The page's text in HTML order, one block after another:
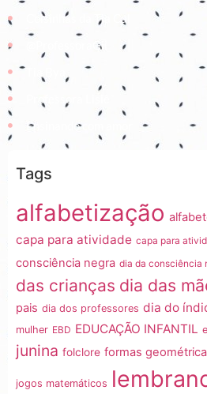
Coisinhas da Tia Cal
@ProfessoraGii
Professora Lisiê
Ensinando com amor
Tags
alfabetização
capa para atividade capa para
consciência negra dia da consciência
das crianças dia das
pais dia dos professores dia do
mulher EBD EDUCAÇÃO INFANTIL
junina folclore formas
jogos matemáticos